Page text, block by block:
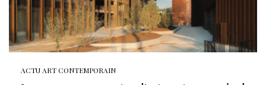
ACTU ART CONTEMPORAIN